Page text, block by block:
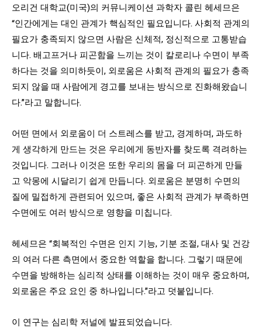
오리건 대학교(미국)의 커뮤니케이션 과학자 콜린 헤세므은
“인간에게는 대인 관계가 핵심적인 필요입니다. 사회적 관계의
필요가 충족되지 않으면 사람은 신체적, 정신적으로 고통받습
니다. 배고프거나 피곤함을 느끼는 것이 칼로리나 수면이 부족
하다는 것을 의미하듯이, 외로움은 사회적 관계의 필요가 충족
되지 않을 때 사람에게 경고를 보내는 방식으로 진화해왔습니
다.”라고 말합니다.
어떤 면에서 외로움이 더 스트레스를 받고, 경계하며, 과도하
게 생각하게 만드는 것은 우리에게 동반자를 찾도록 격려하는
것입니다. 그러나 이것은 또한 우리의 몸을 더 피곤하게 만들
고 악몽에 시달리기 쉽게 만듭니다. 외로움은 분명히 수면의
질에 밀접하게 관련되어 있으며, 좋은 사회적 관계가 부족하면
수면에도 여러 방식으로 영향을 미칩니다.
헤세므은 “회복적인 수면은 인지 기능, 기분 조절, 대사 및 건강
의 여러 다른 측면에서 중요한 역할을 합니다. 그렇기 때문에
수면을 방해하는 심리적 상태를 이해하는 것이 매우 중요하며,
외로움은 주요 요인 중 하나입니다.”라고 덧붙입니다.
이 연구는 심리학 저널에 발표되었습니다.